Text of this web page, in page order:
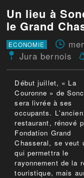
Un lieu à
le Grand
ECONOMIE
Jura bernois
Début juillet, « La
Couronne » de
sera livrée à ses
occupants. L'ancien
restaurant, rénové
Fondation Grand
Chasseral, se veut
qui permettra le
rayonnement de la
touristique, mais